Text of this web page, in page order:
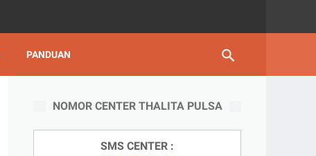
PANDUAN
NOMOR CENTER THALITA PULSA
SMS CENTER :